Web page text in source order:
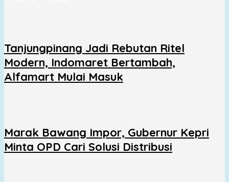
Tanjungpinang Jadi Rebutan Ritel
Modern, Indomaret Bertambah,
Alfamart Mulai Masuk
Marak Bawang Impor, Gubernur Kepri
Minta OPD Cari Solusi Distribusi